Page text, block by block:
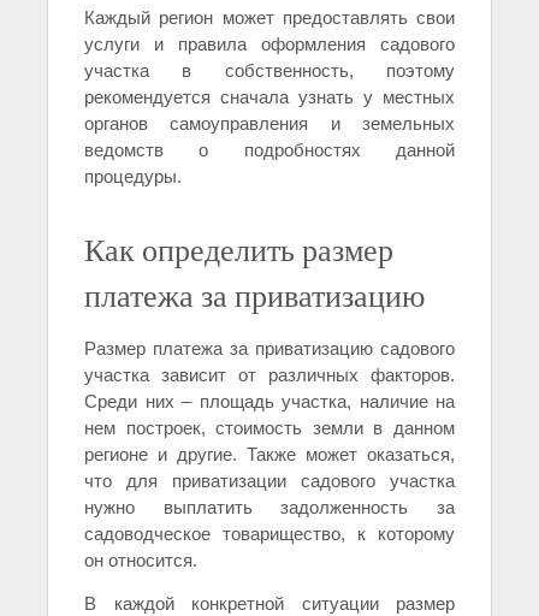
Каждый регион может предоставлять свои
услуги и правила оформления садового
участка в собственность, поэтому
рекомендуется сначала узнать у местных
органов самоуправления и земельных
ведомств о подробностях данной
процедуры.
Как определить размер
платежа за приватизацию
Размер платежа за приватизацию садового
участка зависит от различных факторов.
Среди них – площадь участка, наличие на
нем построек, стоимость земли в данном
регионе и другие. Также может оказаться,
что для приватизации садового участка
нужно выплатить задолженность за
садоводческое товарищество, к которому
он относится.
В каждой конкретной ситуации размер